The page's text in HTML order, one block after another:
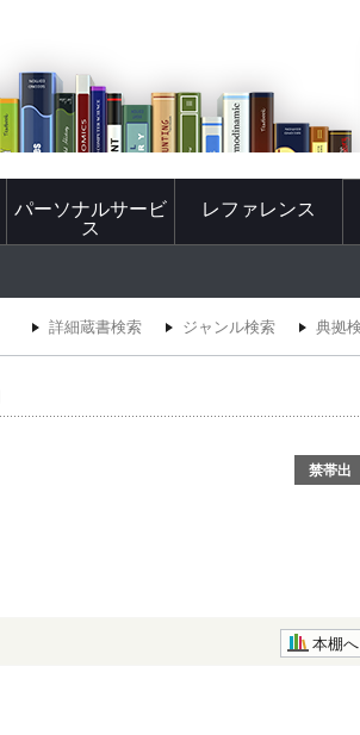
パーソナルサービ
ス
レファレンス
詳細蔵書検索 ジャンル検索 典拠
禁帯出
本棚へ